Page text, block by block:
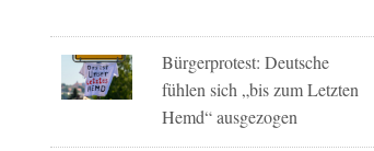
Bürgerprotest: Deutsche
fühlen sich „bis zum Letzten
Hemd“ ausgezogen